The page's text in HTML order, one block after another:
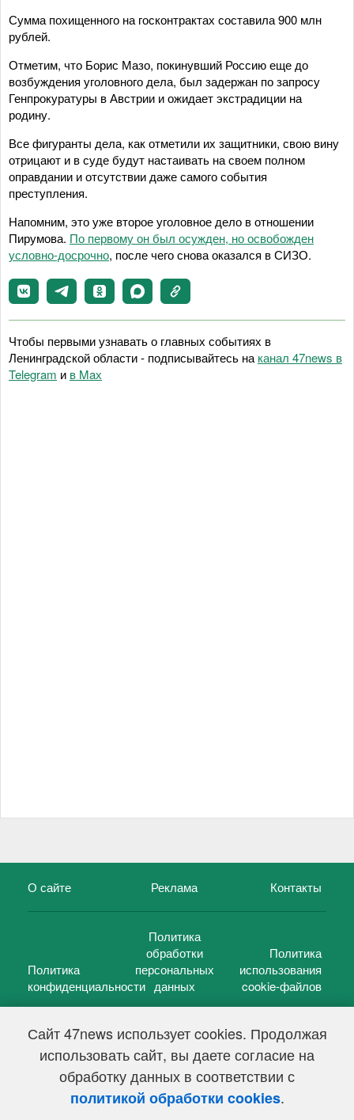
Сайт 47news использует cookies. Продолжая
использовать сайт, вы даете согласие на
обработку данных в соответствии с
политикой обработки cookies.
Сумма похищенного на госконтрактах составила 900 млн
рублей.
Отметим, что Борис Мазо, покинувший Россию еще до
возбуждения уголовного дела, был задержан по запросу
Генпрокуратуры в Австрии и ожидает экстрадиции на
родину.
Все фигуранты дела, как отметили их защитники, свою вину
отрицают и в суде будут настаивать на своем полном
оправдании и отсутствии даже самого события
преступления.
Напомним, это уже второе уголовное дело в отношении
Пирумова. По первому он был осужден, но освобожден
условно-досрочно, после чего снова оказался в СИЗО.
Чтобы первыми узнавать о главных событиях в
Ленинградской области - подписывайтесь на канал 47news в
Telegram и в Maх
О сайте Реклама Контакты
Политика
конфиденциальности
Политика
обработки
персональных
данных
Политика
использования
cookie-файлов
47 новостей (47 news)2005 — 2026 г.
Свидетельство о регистрации СМИ Эл № ФС 77-39848, выдано
Федеральной службой по надзору в сфере связи,
информационных технологий и массовых коммуникаций